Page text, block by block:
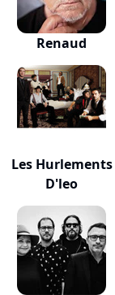
Renaud
Les Hurlements
D'leo